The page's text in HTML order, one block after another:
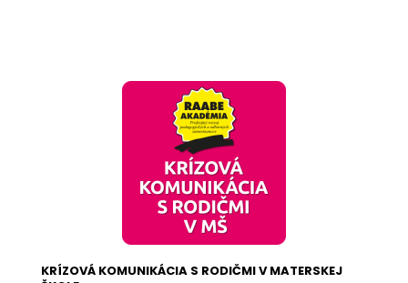
KRÍZOVÁ KOMUNIKÁCIA S RODIČMI V MATERSKEJ